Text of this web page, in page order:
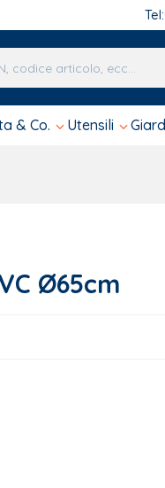
Tel:
& Co. Utensili
Ø65cm